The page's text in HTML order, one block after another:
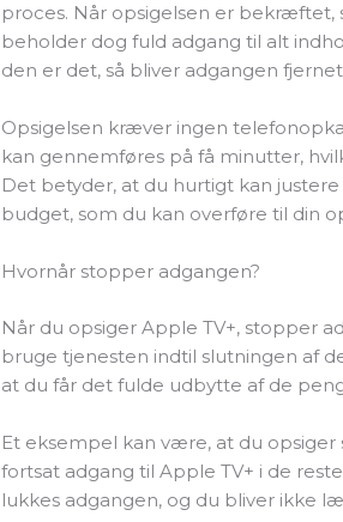
proces. Når opsigelsen er
beholder dog fuld adgang til alt
den er det, så bliver adgangen fjernet
Opsigelsen kræver ingen
kan gennemføres på få minutter,
Det betyder, at du hurtigt kan
budget, som du kan overføre til din
Hvornår stopper adgangen?
Når du opsiger Apple TV+, stopper
bruge tjenesten indtil slutningen af
at du får det fulde udbytte af de
Et eksempel kan være, at du opsiger
fortsat adgang til Apple TV+ i de
lukkes adgangen, og du bliver ikke